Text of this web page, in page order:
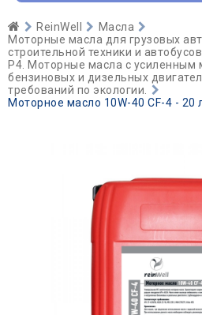
ReinWell
Масла
Моторные масла для грузовых
строительной техники и автобусов
P4. Моторные масла с
бензиновых и дизельных
требований по экологии.
Моторное масло 10W-40 CF-4 - 20